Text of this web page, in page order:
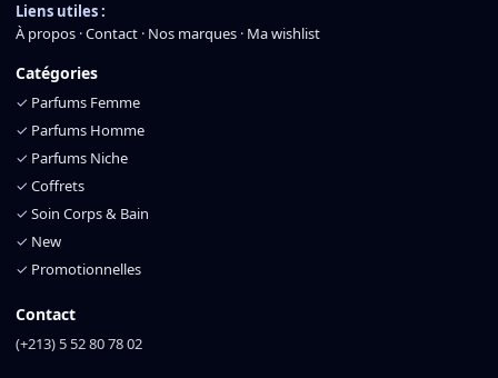
Liens utiles :
À propos ·Contact · Nos marques · Ma wishlist
Catégories
✓ Parfums Femme
✓ Parfums Homme
✓ Parfums Niche
✓ Coffrets
✓ Soin Corps & Bain
✓ New
✓ Promotionnelles
Contact
(+213) 5 52 80 78 02